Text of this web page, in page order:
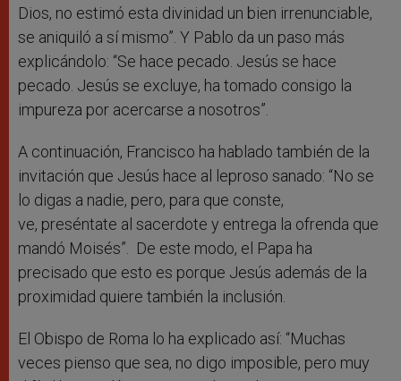
Dios, no estimó esta divinidad un bien irrenunciable,
se aniquiló a sí mismo”. Y Pablo da un paso más
explicándolo: “Se hace pecado. Jesús se hace
pecado. Jesús se excluye, ha tomado consigo la
impureza por acercarse a nosotros”.
A continuación, Francisco ha hablado también de la
invitación que Jesús hace al leproso sanado: “No se
lo digas a nadie, pero, para que conste,
ve, preséntate al sacerdote y entrega la ofrenda que
mandó Moisés”. De este modo, el Papa ha
precisado que esto es porque Jesús además de la
proximidad quiere también la inclusión.
El Obispo de Roma lo ha explicado así: “Muchas
veces pienso que sea, no digo imposible, pero muy